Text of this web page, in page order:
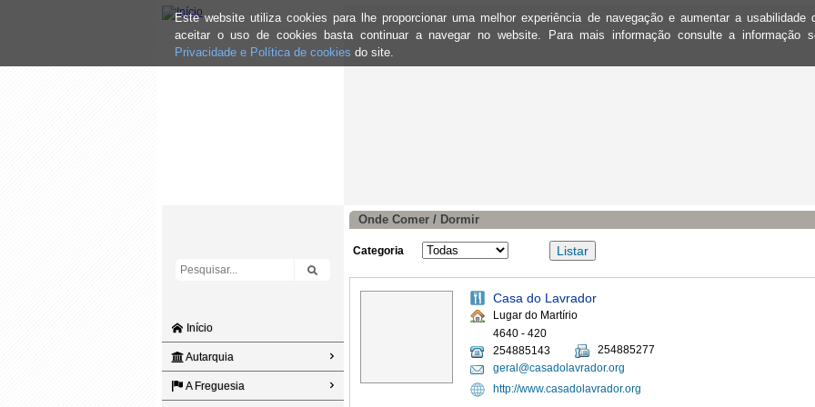
Este website utiliza cookies para lhe proporcionar uma melhor experiência de navegação e aumentar a usabilidade
aceitar o uso de cookies basta continuar a navegar no website. Para mais informação consulte a informação
Privacidade e Política de cookies do site.
Início
Autarquia
A Freguesia
Onde Comer / Dormir
Categoria
Casa do Lavrador
Lugar do Martírio
4640 - 420
254885143
254885277
geral@casadolavrador.org
http://www.casadolavrador.org